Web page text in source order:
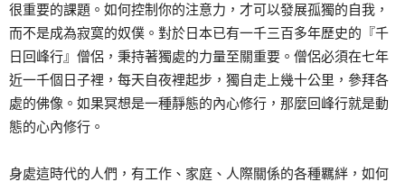
很重要的課題。如何控制你的注意力，才可以發展孤獨的自我，
而不是成為寂寞的奴僕。對於日本已有一千三百多年歷史的『千
日回峰行』僧侶，秉持著獨處的力量至關重要。僧侶必須在七年
近一千個日子裡，每天自夜裡起步，獨自走上幾十公里，參拜各
處的佛像。如果冥想是一種靜態的內心修行，那麼回峰行就是動
態的心內修行。
身處這時代的人們，有工作、家庭、人際關係的各種羈絆，如何